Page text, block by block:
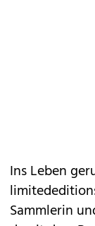
Ins Leben
Sammlerin